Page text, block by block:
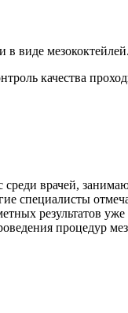
в виде мезококтейлей.
качества
врачей,
специалисты
результатов
процедур